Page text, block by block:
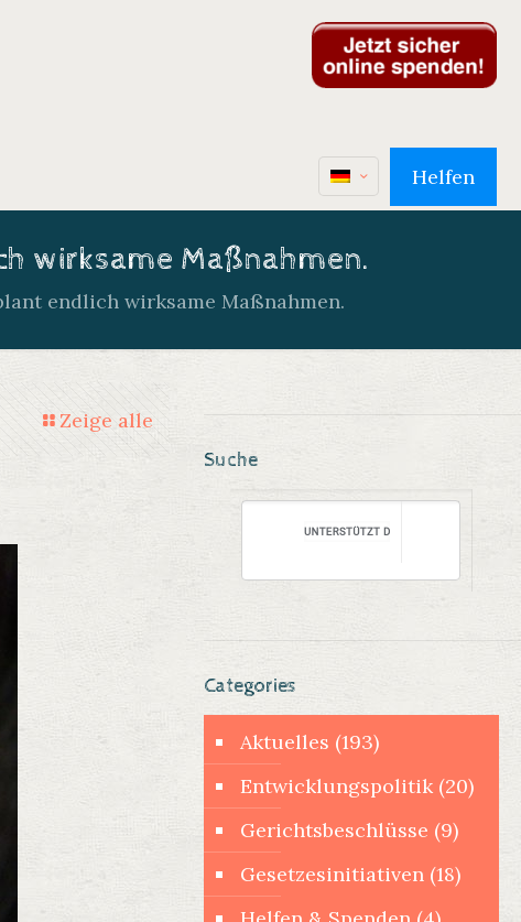
Helfen
wirksame Maßnahmen.
endlich wirksame Maßnahmen.
Zeige alle
Suche
Categories
Aktuelles (193)
Entwicklungspolitik(20)
Gerichtsbeschlüsse (9)
Gesetzesinitiativen(18)